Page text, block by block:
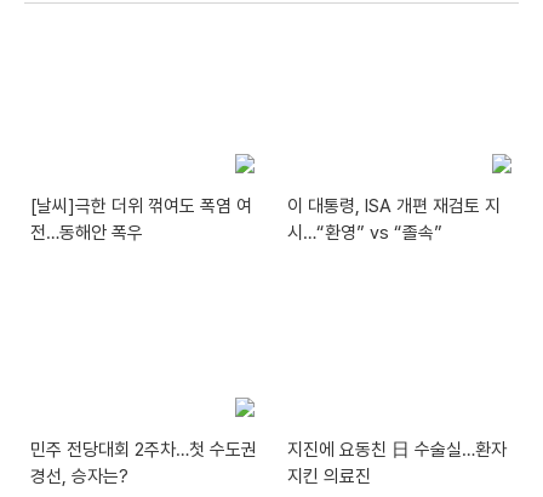
[날씨]극한 더위 꺾여도 폭염 여
전…동해안 폭우
이 대통령, ISA 개편 재검토 지
시…“환영” vs “졸속”
민주 전당대회 2주차…첫 수도권
경선, 승자는?
지진에 요동친 日 수술실…환자
지킨 의료진